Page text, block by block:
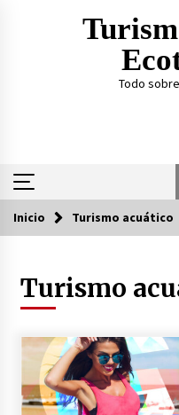
Todo
Tendencia
¿Practicar
lo
TOP 3:
3 años
Inicio Turismo acuático
Turismo